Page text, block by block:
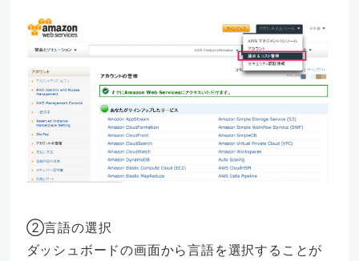
②言語の選択
ダッシュボードの画面から言語を選択することが